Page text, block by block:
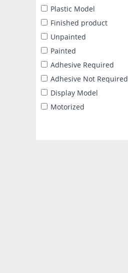
2025年11月
2025年12月
2025年1月
2025年2月
2025年3月
2025年4月
2025年5月
2025年6月
Plastic Model
Finished product
Unpainted
Painted
Adhesive Required
Adhesive Not Required
Display Model
Motorized